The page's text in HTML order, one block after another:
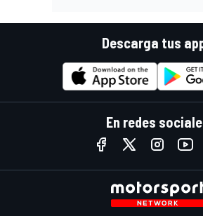
Descarga tus
En redes